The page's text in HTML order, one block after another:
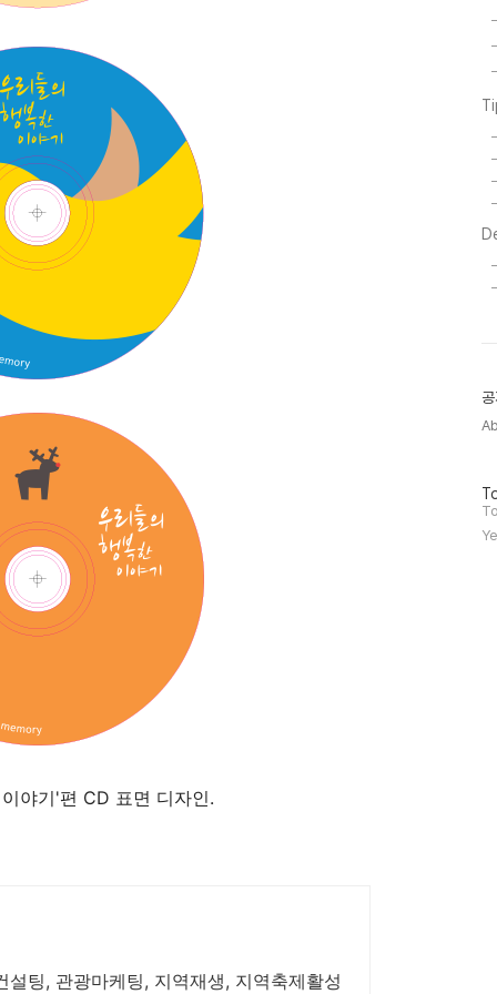
야기'편 CD 표면 디자인.
팅, 관광마케팅, 지역재생, 지역축제활성
방
문
자
수